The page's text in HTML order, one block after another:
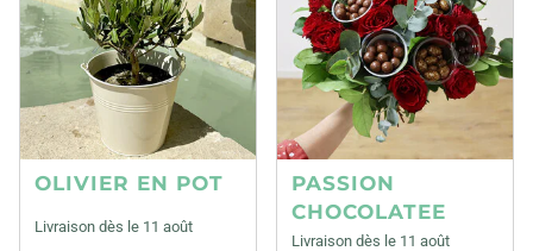
OLIVIER EN POT
Livraison dès le 11 août
PASSION
CHOCOLATEE
Livraison dès le 11 août